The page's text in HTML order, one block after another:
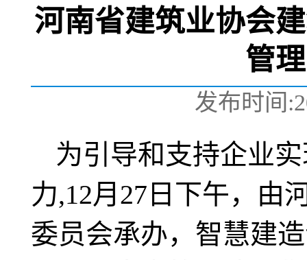
委员会河南省建筑业协会
管
发布时间
为引导和支持企业
力,12月27日下午，由
委员会承办，智慧建